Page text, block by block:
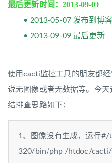
最后更新时间：2013-09-09
• 2013-05-07 发布到博客
• 2013-09-09 最后更新
使用cacti监控工具的朋友都
说无图像或者无数据等。今
结排查思路如下：
1、图像没有生成，运行
320/bin/php /htdoc/